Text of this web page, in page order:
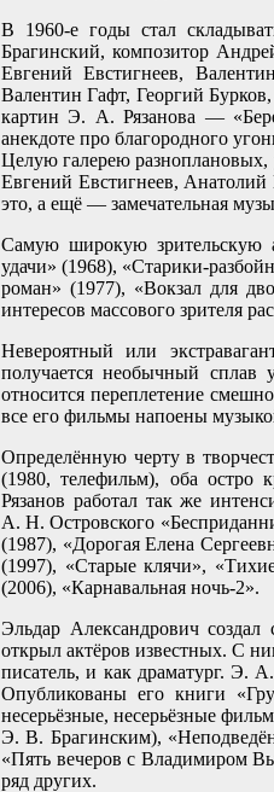
В 1960-е годы стал
Брагинский, композитор
Евгений Евстигнеев,
Валентин Гафт, Георгий
картин Э. А. Рязанова —
анекдоте про благородного
Целую галерею
Евгений Евстигнеев,
это, а ещё — замечательная
Самую широкую зрительскую
удачи» (1968), «Старики-
роман» (1977), «Вокзал для
интересов массового зрителя
Невероятный или
получается необычный сплав
относится переплетение
все его фильмы напоены
Определённую черту в
(1980, телефильм), оба остро
Рязанов работал так же
А. Н. Островского
(1987), «Дорогая Елена
(1997), «Старые клячи»,
(2006), «Карнавальная ночь-2».
Эльдар Александрович
открыл актёров известных. С
писатель, и как драматург. Э.
Опубликованы его книги
несерьёзные, несерьёзные
Э. В. Брагинским),
«Пять вечеров с Владимиром
ряд других.